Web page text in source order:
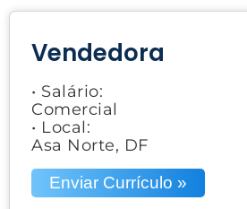
Vendedora
• Salário:
Comercial
• Local:
Asa Norte, DF
Enviar Currículo »